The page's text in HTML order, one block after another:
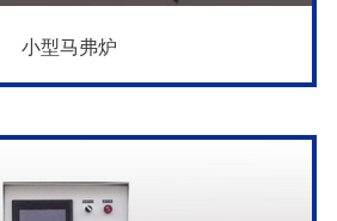
小型马弗炉